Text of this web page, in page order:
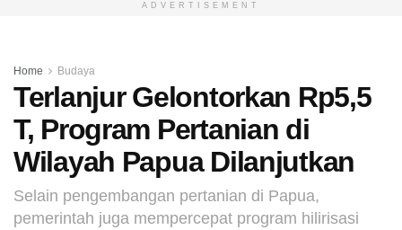
ADVERTISEMENT
Home Budaya
Terlanjur Gelontorkan Rp5,5
T, Program Pertanian di
Wilayah Papua Dilanjutkan
Selain pengembangan pertanian di Papua,
pemerintah juga mempercepat program hilirisasi